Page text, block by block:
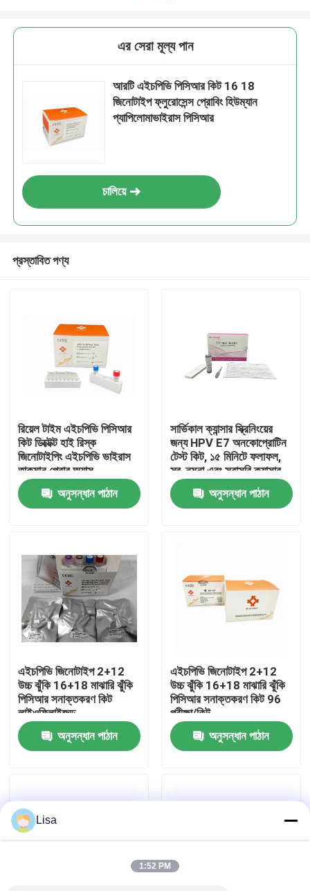
ভিডিও
VR প্রদর্শন
আমাদের সম্পর্কে
কারখানা ভ্রমণ
মান নিয়ন্ত্রণ
খবর
এর সেরা মূল্য পান
আরটি এইচপিভি পিসিআর কিট 16 18
জিনোটাইপ ফ্লুরোসেন্স প্রোবিং হিউম্যান
প্যাপিলোমাভাইরাস পিসিআর
চালিয়ে
প্রস্তাবিত পণ্য
রিয়েল টাইম এইচপিভি পিসিআর
কিট ডিক্টেক্ট হাই রিস্ক
জিনোটাইপিং এইচপিভি ভাইরাস
তাকমান প্রোব অ্যাস
অনুসন্ধান পাঠান
সার্ভিকাল ক্যান্সার স্ক্রিনিংয়ের
জন্য HPV E7 অনকোপ্রোটিন
টেস্ট কিট, ১৫ মিনিটে ফলাফল,
স্ব-নমুনা এবং সরাসরি ক্যান্সার
কোষের প্রোটিন সনাক্তকরণ
অনুসন্ধান পাঠান
এইচপিভি জিনোটাইপ 2+12
উচ্চ ঝুঁকি 16+18 মাঝারি ঝুঁকি
পিসিআর সনাক্তকরণ কিট
লাইওফিলাইজড
অনুসন্ধান পাঠান
এইচপিভি জিনোটাইপ 2+12
উচ্চ ঝুঁকি 16+18 মাঝারি ঝুঁকি
পিসিআর সনাক্তকরণ কিট 96
পরীক্ষা/কিট
অনুসন্ধান পাঠান
Lisa
1:52 PM